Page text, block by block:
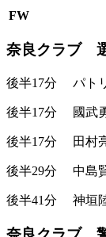
FW
奈良クラブ
後半17分 パト
後半17分 國武
後半17分 田村
後半29分 中島
後半41分 神垣